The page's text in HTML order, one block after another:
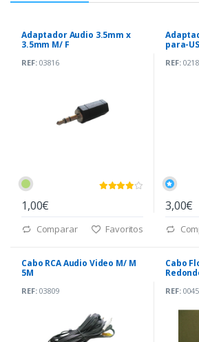
Adaptador Audio 3.5mm x
3.5mm M/ F
REF:03816
1,00€
Comparar Favoritos
para-
REF:
3,00€
Cabo RCA Audio Video M/ M
5M
REF:03809
Cabo
REF: